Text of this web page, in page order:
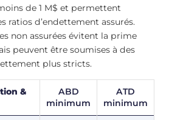
de 1 M$ et permettent
ratios d’endettement assurés.
non assurées évitent la prime
peuvent être soumises à des
plus stricts.
&
ABD
minimum
ATD
minimum